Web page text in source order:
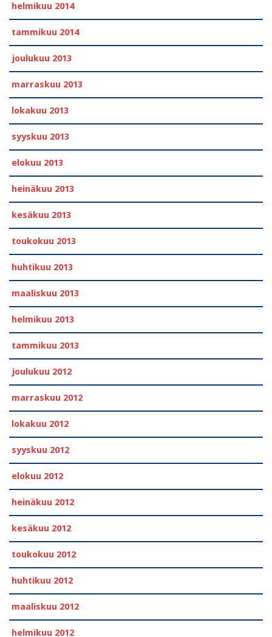
helmikuu 2014
tammikuu 2014
joulukuu 2013
marraskuu 2013
lokakuu 2013
syyskuu 2013
elokuu 2013
heinäkuu 2013
kesäkuu 2013
toukokuu 2013
huhtikuu 2013
maaliskuu 2013
helmikuu 2013
tammikuu 2013
joulukuu 2012
marraskuu 2012
lokakuu 2012
syyskuu 2012
elokuu 2012
heinäkuu 2012
kesäkuu 2012
toukokuu 2012
huhtikuu 2012
maaliskuu 2012
helmikuu 2012